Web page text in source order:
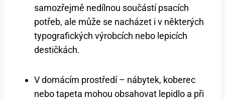
samozřejmě nedílnou součástí psacích
potřeb, ale může se nacházet i v některých
typografických výrobcích nebo lepicích
destičkách.
V domácím prostředí – nábytek, koberec
nebo tapeta mohou obsahovat lepidlo a při